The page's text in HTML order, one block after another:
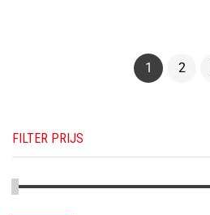
1 2
FILTER PRIJS